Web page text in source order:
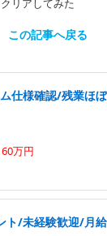
リアしてみた
この記事へ戻る
仕様確認/残業ほ
万円
ト/未経験歓迎/月